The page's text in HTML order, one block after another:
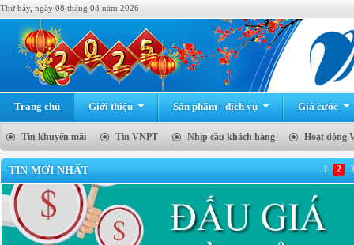
Thứ bảy, ngày 08 tháng 08 năm 2026
Trang chủ Giới thiệu Sản phẩm - dịch vụ Giá cước
Tin khuyến mãi Tin VNPT Nhịp cầu khách hàng Hoạt động
TIN MỚI NHẤT 1 2 3